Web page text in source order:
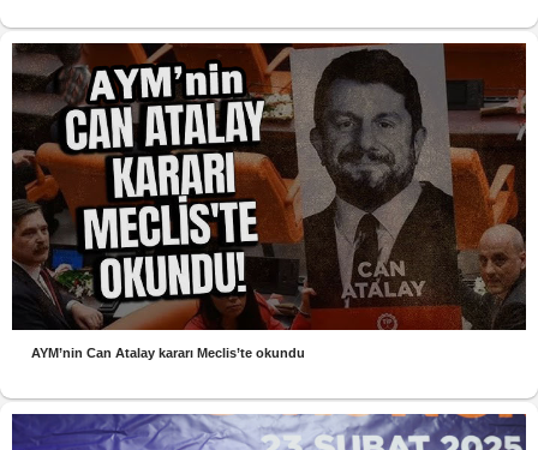
AYM’nin Can Atalay kararı Meclis’te okundu